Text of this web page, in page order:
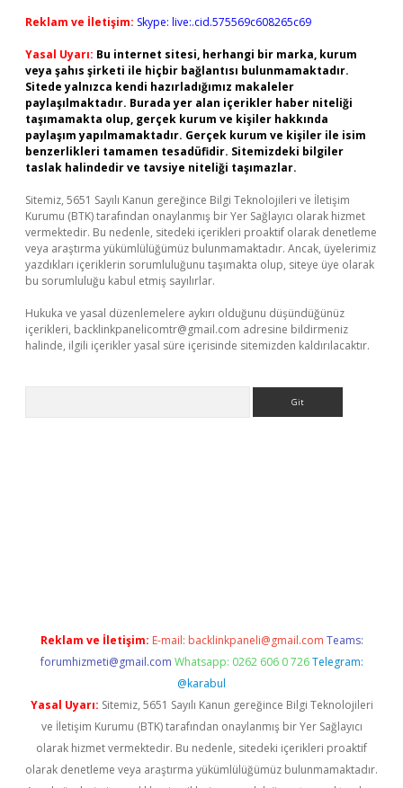
Reklam ve İletişim: Skype: live:.cid.575569c608265c69
Yasal Uyarı: Bu internet sitesi, herhangi bir marka, kurum
veya şahıs şirketi ile hiçbir bağlantısı bulunmamaktadır.
Sitede yalnızca kendi hazırladığımız makaleler
paylaşılmaktadır. Burada yer alan içerikler haber niteliği
taşımamakta olup, gerçek kurum ve kişiler hakkında
paylaşım yapılmamaktadır. Gerçek kurum ve kişiler ile isim
benzerlikleri tamamen tesadüfidir. Sitemizdeki bilgiler
taslak halindedir ve tavsiye niteliği taşımazlar.
Sitemiz, 5651 Sayılı Kanun gereğince Bilgi Teknolojileri ve İletişim
Kurumu (BTK) tarafından onaylanmış bir Yer Sağlayıcı olarak hizmet
vermektedir. Bu nedenle, sitedeki içerikleri proaktif olarak denetleme
veya araştırma yükümlülüğümüz bulunmamaktadır. Ancak, üyelerimiz
yazdıkları içeriklerin sorumluluğunu taşımakta olup, siteye üye olarak
bu sorumluluğu kabul etmiş sayılırlar.
Hukuka ve yasal düzenlemelere aykırı olduğunu düşündüğünüz
içerikleri, backlinkpanelicomtr@gmail.com adresine bildirmeniz
halinde, ilgili içerikler yasal süre içerisinde sitemizden kaldırılacaktır.
Reklam ve İletişim: E-mail: backlinkpaneli@gmail.com Teams:
forumhizmeti@gmail.com Whatsapp: 0262 606 0 726 Telegram:
@karabul
Yasal Uyarı: Sitemiz, 5651 Sayılı Kanun gereğince Bilgi Teknolojileri
ve İletişim Kurumu (BTK) tarafından onaylanmış bir Yer Sağlayıcı
olarak hizmet vermektedir. Bu nedenle, sitedeki içerikleri proaktif
olarak denetleme veya araştırma yükümlülüğümüz bulunmamaktadır.